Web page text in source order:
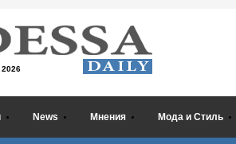
2026
News Мнения Мода и Стиль